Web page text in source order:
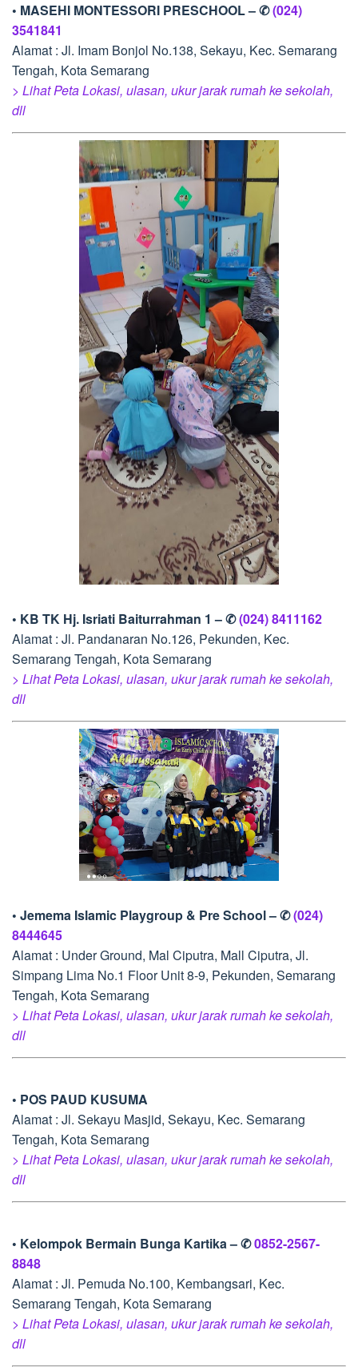
• MASEHI MONTESSORI PRESCHOOL – ✆(024)
3541841
Alamat : Jl. Imam Bonjol No.138, Sekayu, Kec. Semarang
Tengah, Kota Semarang
> Lihat Peta Lokasi, ulasan, ukur jarak rumah ke sekolah,
dll
• KB TK Hj. Isriati Baiturrahman 1 – ✆(024) 8411162
Alamat : Jl. Pandanaran No.126, Pekunden, Kec.
Semarang Tengah, Kota Semarang
> Lihat Peta Lokasi, ulasan, ukur jarak rumah ke sekolah,
dll
• Jemema Islamic Playgroup & Pre School – ✆(024)
8444645
Alamat : Under Ground, Mal Ciputra, Mall Ciputra, Jl.
Simpang Lima No.1 Floor Unit 8-9, Pekunden, Semarang
Tengah, Kota Semarang
> Lihat Peta Lokasi, ulasan, ukur jarak rumah ke sekolah,
dll
• POS PAUD KUSUMA
Alamat : Jl. Sekayu Masjid, Sekayu, Kec. Semarang
Tengah, Kota Semarang
> Lihat Peta Lokasi, ulasan, ukur jarak rumah ke sekolah,
dll
• Kelompok Bermain Bunga Kartika – ✆0852-2567-
8848
Alamat : Jl. Pemuda No.100, Kembangsari, Kec.
Semarang Tengah, Kota Semarang
> Lihat Peta Lokasi, ulasan, ukur jarak rumah ke sekolah,
dll